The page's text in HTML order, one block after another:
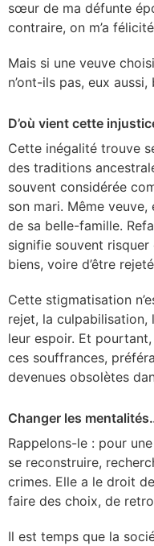
sœur de ma défunte
contraire, on m’a
Mais si une veuve
n’ont-ils pas, eux
D’où vient cette
Cette inégalité trouve
des traditions
souvent considérée
son mari. Même veuve,
de sa belle-famille.
signifie souvent
biens, voire d’être
Cette stigmatisation
rejet, la
leur espoir. Et
ces souffrances,
devenues obsolètes
Changer les
Rappelons-le : pour
se reconstruire,
crimes. Elle a le droit
faire des choix, de
Il est temps que la